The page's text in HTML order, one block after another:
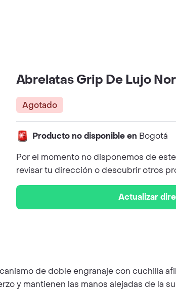
Abrelatas Grip De Lujo
Agotado
Producto no disponible en Bogotá
Por el momento no disponemos de
revisar tu dirección o descubrir otros
Actualizar
de doble engranaje con cuchilla
y mantienen las manos alejadas de la